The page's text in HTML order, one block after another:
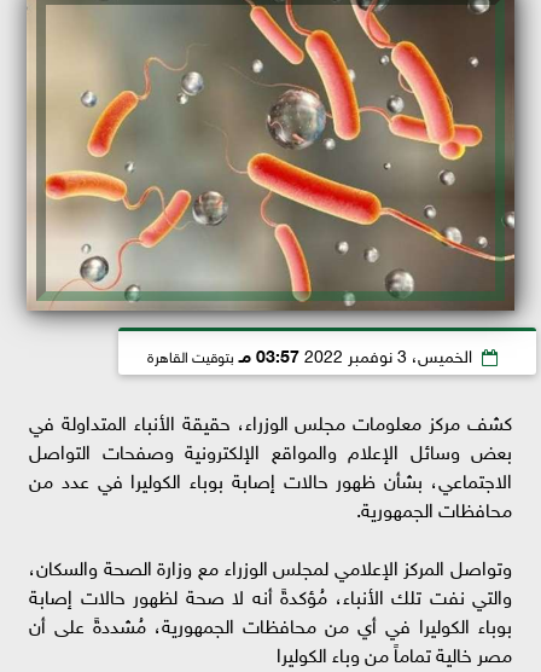
الخميس، 3 نوفمبر 2022 03:57 مـ بتوقيت القاهرة
كشف مركز معلومات مجلس الوزراء، حقيقة الأنباء المتداولة في
بعض وسائل الإعلام والمواقع الإلكترونية وصفحات التواصل
الاجتماعي، بشأن ظهور حالات إصابة بوباء الكوليرا في عدد من
محافظات الجمهورية.
وتواصل المركز الإعلامي لمجلس الوزراء مع وزارة الصحة والسكان،
والتي نفت تلك الأنباء، مُؤكدةً أنه لا صحة لظهور حالات إصابة
بوباء الكوليرا في أي من محافظات الجمهورية، مُشددةً على أن
مصر خالية تماماً من وباء الكوليرا